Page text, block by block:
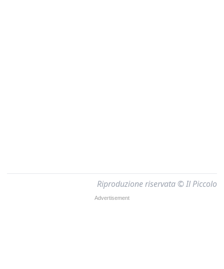
Riproduzione riservata © Il Piccolo